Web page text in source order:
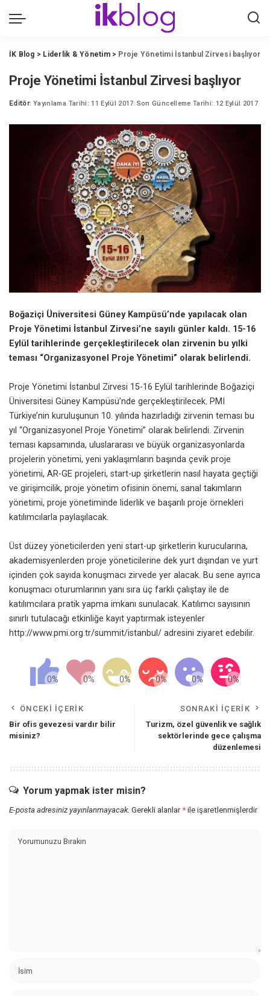
İK Blog > Liderlik & Yönetim> Proje Yönetimi İstanbul Zirvesi başlıyor
Proje Yönetimi İstanbul Zirvesi başlıyor
Posted
Editör Yayınlama Tarihi: 11 Eylül 2017 Son Güncelleme Tarihi: 12 Eylül 2017
Boğaziçi Üniversitesi Güney Kampüsü’nde yapılacak olan
Proje Yönetimi İstanbul Zirvesi’ne sayılı günler kaldı. 15-16
Eylül tarihlerinde gerçekleştirilecek olan zirvenin bu yılki
teması “Organizasyonel Proje Yönetimi” olarak belirlendi.
Proje Yönetimi İstanbul Zirvesi 15-16 Eylül tarihlerinde Boğaziçi
Üniversitesi Güney Kampüsü’nde gerçekleştirilecek. PMI
Türkiye’nin kuruluşunun 10. yılında hazırladığı zirvenin teması bu
yıl “Organizasyonel Proje Yönetimi” olarak belirlendi. Zirvenin
teması kapsamında, uluslararası ve büyük organizasyonlarda
projelerin yönetimi, yeni yaklaşımların başında çevik proje
yönetimi, AR-GE projeleri, start-up şirketlerin nasıl hayata geçtiği
ve girişimcilik, proje yönetim ofisinin önemi, sanal takımların
yönetimi, proje yönetiminde liderlik ve başarılı proje örnekleri
katılımcılarla paylaşılacak.
Üst düzey yöneticilerden yeni start-up şirketlerin kurucularına,
akademisyenlerden proje yöneticilerine dek yurt dışından ve yurt
içinden çok sayıda konuşmacı zirvede yer alacak. Bu sene ayrıca
konuşmacı oturumlarının yanı sıra üç farklı çalıştay ile de
katılımcılara pratik yapma imkanı sunulacak. Katılımcı sayısının
sınırlı tutulacağı etkinliğe kayıt yaptırmak isteyenler
http://www.pmi.org.tr/summit/istanbul/ adresini ziyaret edebilir.
ÖNCEKI İÇERIK
Bir ofis gevezesi vardır bilir
misiniz?
SONRAKI İÇERIK
Turizm, özel güvenlik ve sağlık
sektörlerinde gece çalışma
düzenlemesi
Yorum yapmak ister misin?
E-posta adresiniz yayınlanmayacak. Gerekli alanlar* ile işaretlenmişlerdir